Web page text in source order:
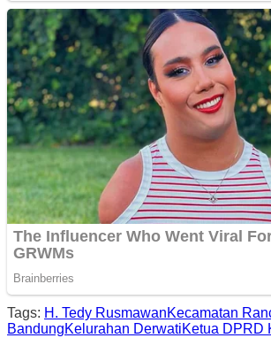
Tags: H. Tedy RusmawanKecamatan
BandungKelurahan DerwatiKetua DPRD